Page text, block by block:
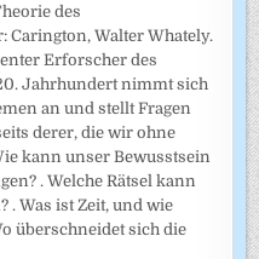
des
Carington, Walter Whately.
Erforscher des
Jahrhundert nimmt sich
an und stellt Fragen
derer, die wir ohne
kann unser Bewusstsein
. Welche Rätsel kann
. Was ist Zeit, und wie
überschneidet sich die